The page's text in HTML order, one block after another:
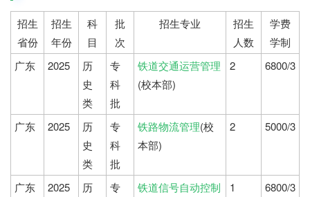
招生
省份
招生
年份
科
目
批
次
招生专业
招生
人数
学费
学制
广东
2025
历
史
类
专
科
批
铁道交通运营管理
(校本部)
2 6800/3
广东 2025
历
史
类
专
科
批
铁路物流管理(校
本部)
2 5000/3
广东 2025
历
专
铁道信号自动控制
1 6800/3